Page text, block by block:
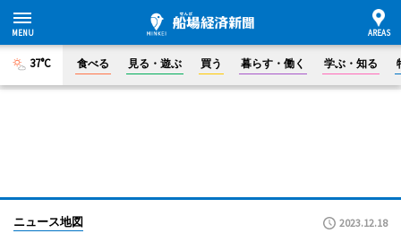
37°C 食べる 見る・遊ぶ 買う 暮らす・働く 学ぶ・知る
ニュース地図 2023.12.18